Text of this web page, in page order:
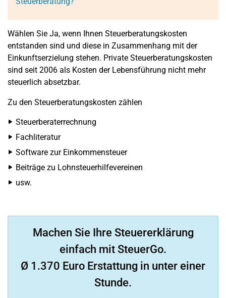
Wählen Sie Ja, wenn Ihnen Steuerberatungskosten
entstanden sind und diese in Zusammenhang mit der
Einkunftserzielung stehen. Private Steuerberatungskosten
sind seit 2006 als Kosten der Lebensführung nicht mehr
steuerlich absetzbar.
Zu den Steuerberatungskosten zählen
Steuerberaterrechnung
Fachliteratur
Software zur Einkommensteuer
Beiträge zu Lohnsteuerhilfevereinen
usw.
Machen Sie Ihre Steuererklärung
einfach mit SteuerGo.
Ø 1.370 Euro Erstattung in unter einer
Stunde.